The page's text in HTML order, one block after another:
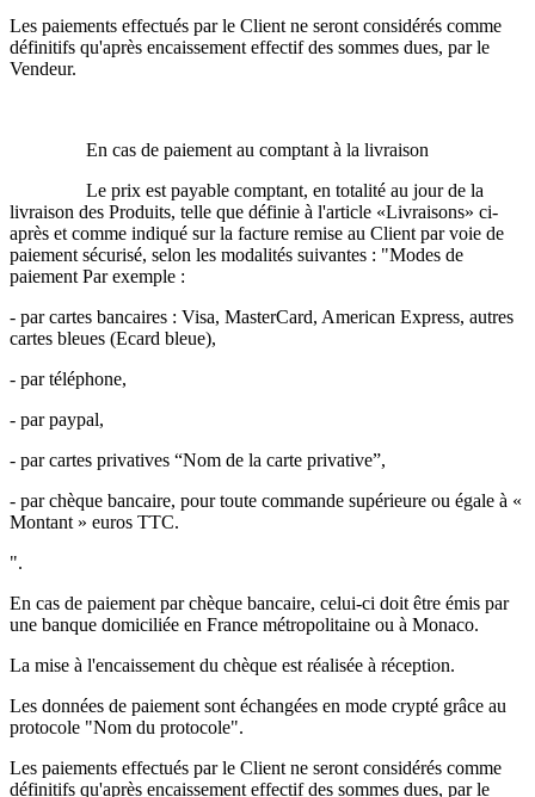
Les paiements effectués par le Client ne seront considérés comme
définitifs qu'après encaissement effectif des sommes dues, par le
Vendeur.
En cas de paiement au comptant à la livraison
Le prix est payable comptant, en totalité au jour de la
livraison des Produits, telle que définie à l'article «Livraisons» ci-
après et comme indiqué sur la facture remise au Client par voie de
paiement sécurisé, selon les modalités suivantes : "Modes de
paiement Par exemple :
- par cartes bancaires : Visa, MasterCard, American Express, autres
cartes bleues (Ecard bleue),
- par téléphone,
- par paypal,
- par cartes privatives “Nom de la carte privative”,
- par chèque bancaire, pour toute commande supérieure ou égale à «
Montant » euros TTC.
".
En cas de paiement par chèque bancaire, celui-ci doit être émis par
une banque domiciliée en France métropolitaine ou à Monaco.
La mise à l'encaissement du chèque est réalisée à réception.
Les données de paiement sont échangées en mode crypté grâce au
protocole "Nom du protocole".
Les paiements effectués par le Client ne seront considérés comme
définitifs qu'après encaissement effectif des sommes dues, par le